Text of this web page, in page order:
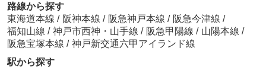
路線から探す
東海道本線 / 阪神本線 / 阪急神戸本線 / 阪急今津線 /
福知山線 / 神戸市西神・山手線 / 阪急甲陽線 / 山陽本線 /
阪急宝塚本線 / 神戸新交通六甲アイランド線
駅から探す